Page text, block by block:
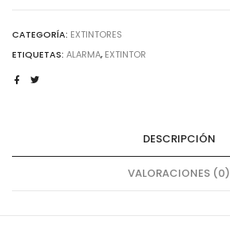
CATEGORÍA: EXTINTORES
ETIQUETAS: ALARMA, EXTINTOR
DESCRIPCIÓN
VALORACIONES (0)